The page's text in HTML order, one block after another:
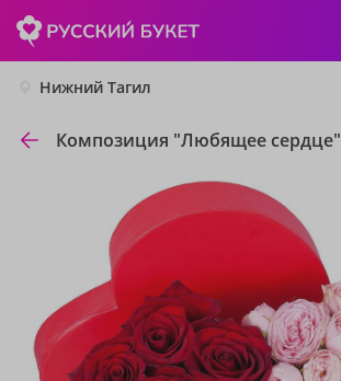
Нижний Тагил
Композиция "Любящее сердце"